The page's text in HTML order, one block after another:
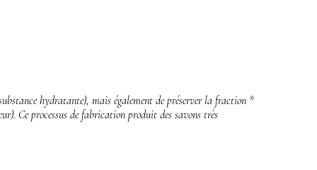
hydratante), mais également de préserver la fraction *
Ce processus de fabrication produit des savons très